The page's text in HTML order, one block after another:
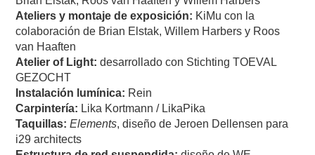
Ateliers y montaje de exposición: KiMu con la
colaboración de Brian Elstak, Willem Harbers y Roos
van Haaften
Atelier of Light: desarrollado con Stichting TOEVAL
GEZOCHT
Instalación lumínica: Rein
Carpintería: Lika Kortmann / LikaPika
Taquillas: Elements, diseño de Jeroen Dellensen para
i29 architects